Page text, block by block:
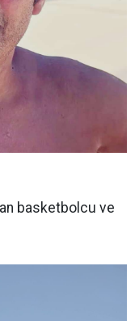
basketbolcu ve